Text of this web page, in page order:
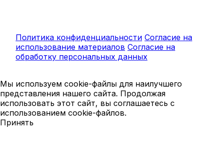
Политика конфиденциальности Согласие на
использование материалов Согласие на
обработку персональных данных
Мы используем cookie-файлы для наилучшего
представления нашего сайта. Продолжая
использовать этот сайт, вы соглашаетесь с
использованием cookie-файлов.
Принять